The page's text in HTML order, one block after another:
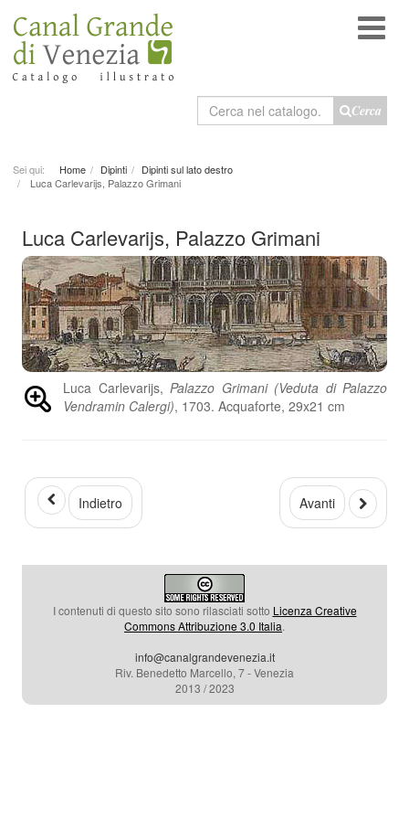
Cerca
Cerca
nel
Sei qui: Home Dipinti
Dipinti sul lato destro
Luca Carlevarijs, Palazzo Grimani
Luca Carlevarijs, Palazzo Grimani
Luca Carlevarijs, Palazzo Grimani (Veduta di Palazzo
Vendramin Calergi), 1703. Acquaforte, 29x21 cm
Indietro Avanti
I contenuti di questo sito sono rilasciati sotto Licenza Creative
Commons Attribuzione 3.0 Italia.
info@canalgrandevenezia.it
Riv. Benedetto Marcello, 7 - Venezia
2013 / 2023